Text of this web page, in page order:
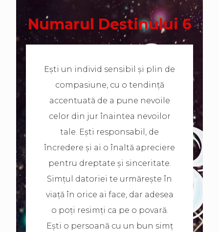
Numarul Destinului 6
Ești un individ sensibil și plin de
compasiune, cu o tendință
accentuată de a pune nevoile
celor din jur înaintea nevoilor
tale. Ești responsabil, de
încredere și ai o înaltă apreciere
pentru dreptate și sinceritate.
Simțul datoriei te urmărește în
viață în orice ai face, dar adesea
o poți resimți ca pe o povară.
Ești o persoană cu un bun simț